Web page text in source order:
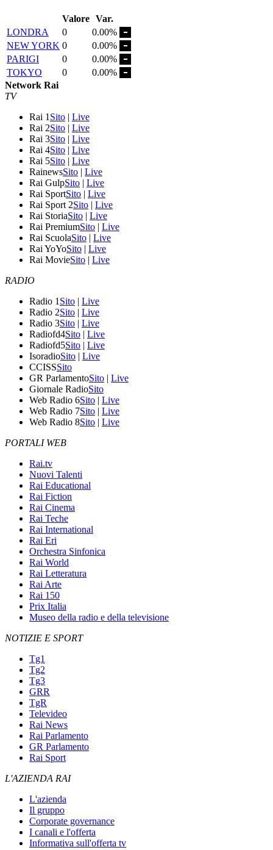
Valore Var.
LONDRA
0
0.00%
NEW YORK 0
0.00%
PARIGI
0
0.00%
TOKYO
0
0.00%
Network Rai
TV
Rai 1 Sito | Live
Rai 2Sito | Live
Rai 3Sito | Live
Rai 4Sito | Live
Rai 5Sito | Live
RainewsSito | Live
Rai GulpSito | Live
Rai SportSito | Live
Rai Sport 2Sito | Live
Rai StoriaSito | Live
Rai PremiumSito | Live
Rai ScuolaSito | Live
Rai YoYoSito | Live
Rai MovieSito | Live
RADIO
Radio 1 Sito | Live
Radio 2Sito | Live
Radio 3Sito | Live
Radiofd4Sito | Live
Radiofd5Sito | Live
IsoradioSito | Live
CCISSSito
GR ParlamentoSito | Live
Giornale RadioSito
Web Radio 6Sito | Live
Web Radio 7Sito | Live
Web Radio 8Sito | Live
PORTALI WEB
Rai.tv
Nuovi Talenti
Rai Educational
Rai Fiction
Rai Cinema
Rai Teche
Rai International
Rai Eri
Orchestra Sinfonica
Rai World
Rai Letteratura
Rai Arte
Rai 150
Prix Italia
Museo della radio e della televisione
NOTIZIE E SPORT
Tg1
Tg2
Tg3
GRR
TgR
Televideo
Rai News
Rai Parlamento
GR Parlamento
Rai Sport
L'AZIENDA RAI
L'azienda
Il gruppo
Corporate governance
I canali e l'offerta
Informativa sull'offerta tv